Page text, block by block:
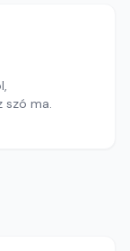
szó ma.